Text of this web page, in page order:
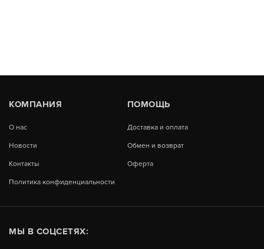
КОМПАНИЯ
О нас
Новости
Контакты
Политика конфиденциальности
ПОМОЩЬ
Доставка и оплата
Обмен и возврат
Оферта
МЫ В СОЦСЕТЯХ: